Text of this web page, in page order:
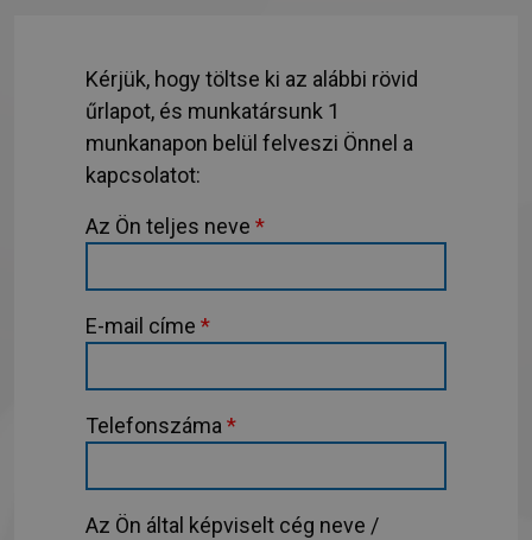
Kérjük, hogy töltse ki az alábbi rövid
űrlapot, és munkatársunk 1
munkanapon belül felveszi Önnel a
kapcsolatot:
Az Ön teljes neve *
E-mail címe *
Telefonszáma*
Az Ön által képviselt cég neve /